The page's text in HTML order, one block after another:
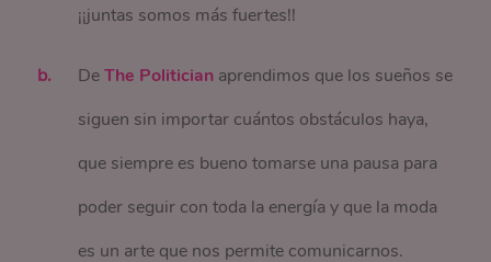
¡¡juntas somos más fuertes!!
DeThe Politician aprendimos que los sueños se
siguen sin importar cuántos obstáculos haya,
que siempre es bueno tomarse una pausa para
poder seguir con toda la energía y que la moda
es un arte que nos permite comunicarnos.